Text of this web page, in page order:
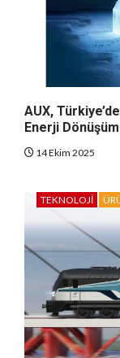
AUX,
Enerji
14 Ekim 2025
TEKNOLOJI